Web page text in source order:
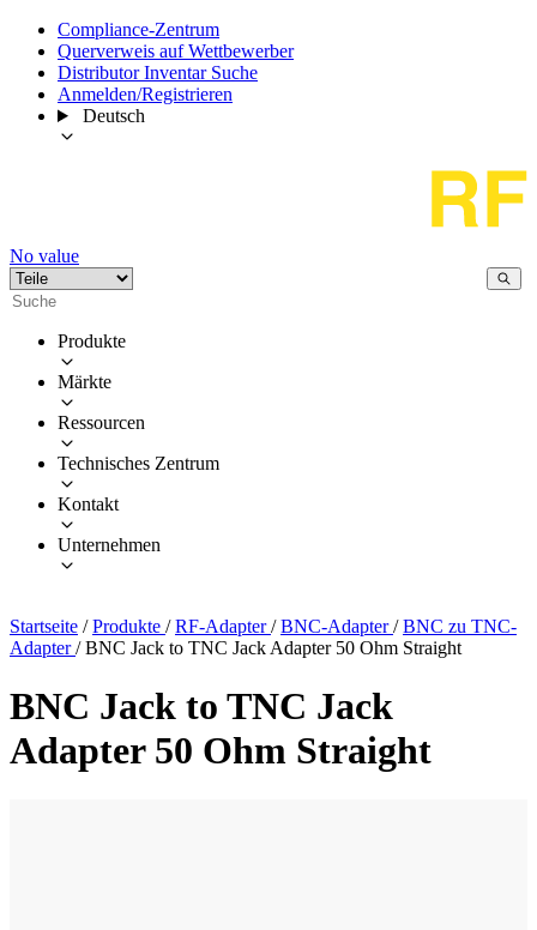
Compliance-Zentrum
Querverweis auf Wettbewerber
Distributor Inventar Suche
Anmelden/Registrieren
Deutsch
No value
Produkte
Märkte
Ressourcen
Technisches Zentrum
Kontakt
Unternehmen
Startseite / Produkte / RF-Adapter/ BNC-Adapter/ BNC zu TNC-
Adapter/ BNC Jack to TNC Jack Adapter 50 Ohm Straight
BNC Jack to TNC Jack
Adapter 50 Ohm Straight